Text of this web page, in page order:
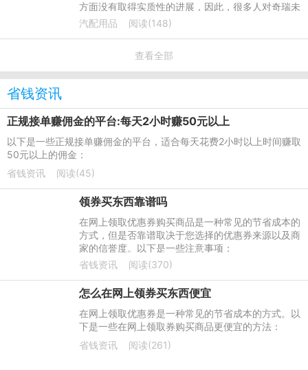
方面没有取得实质性的进展，因此，很多人对奇瑞未
来市场的发展并不是很看好，即便如此，奇瑞还是凭
汽配用品 阅读(148)
查看全部
省钱资讯
正规接单赚佣金的平台:每天2小时赚50元以上
以下是一些正规接单赚佣金的平台，适合每天花费2小时以上时间赚取
50元以上的佣金：
省钱资讯
阅读(45)
领券买东西靠谱吗
在网上领取优惠券购买商品是一种常见的节省成本的
方式，但是否靠谱取决于您选择的优惠券来源以及商
家的信誉度。以下是一些注意事项：
省钱资讯
阅读(370)
怎么在网上领券买东西便宜
在网上领取优惠券是一种常见的节省成本的方式。以
下是一些在网上领取券购买商品更便宜的方法：
省钱资讯
阅读(261)